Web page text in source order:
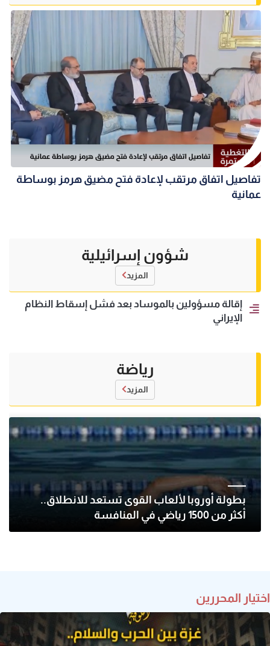
تفاصيل اتفاق مرتقب لإعادة فتح مضيق هرمز بوساطة
عمانية
شؤون إسرائيلية
المزيد
إقالة مسؤولين بالموساد بعد فشل إسقاط النظام
الإيراني
رياضة
المزيد
بطولة أوروبا لألعاب القوى تستعد للانطلاق..
أكثر من 1500 رياضي في المنافسة
اختيار المحررين